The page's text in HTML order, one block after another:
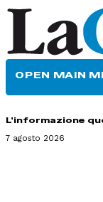
OPEN MAIN
L'informazione
7 agosto 2026